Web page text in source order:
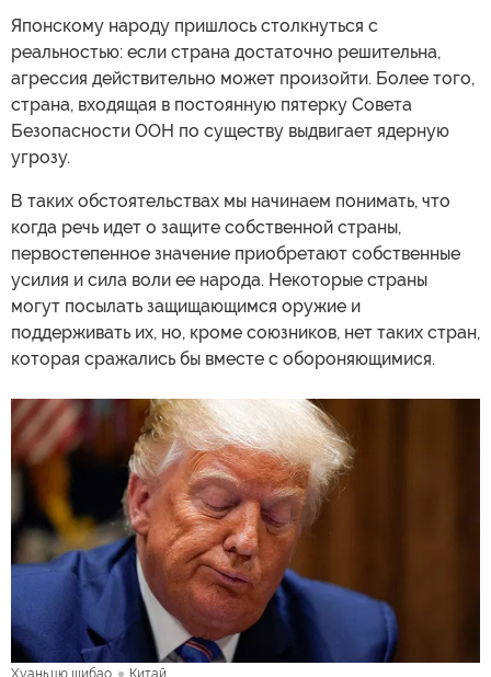
Японскому народу пришлось столкнуться с
реальностью: если страна достаточно решительна,
агрессия действительно может произойти. Более того,
страна, входящая в постоянную пятерку Совета
Безопасности ООН по существу выдвигает ядерную
угрозу.
В таких обстоятельствах мы начинаем понимать, что
когда речь идет о защите собственной страны,
первостепенное значение приобретают собственные
усилия и сила воли ее народа. Некоторые страны
могут посылать защищающимся оружие и
поддерживать их, но, кроме союзников, нет таких стран,
которая сражались бы вместе с обороняющимися.
Хуаньцю шибао Китай